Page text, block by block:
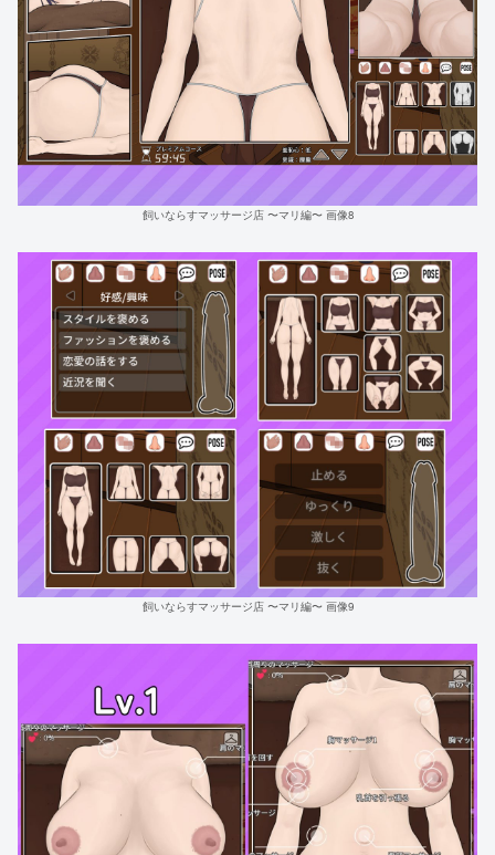
飼いならすマッサージ店 〜マリ編〜 画像8
飼いならすマッサージ店 〜マリ編〜 画像9